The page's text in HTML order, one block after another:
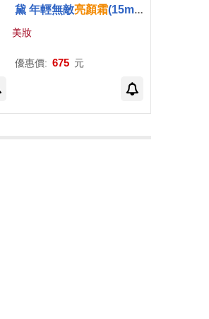
黛 年輕無敵亮顏霜(15ml)
+特潤超導全方位修護露(1
美妝
優惠價: 675 元